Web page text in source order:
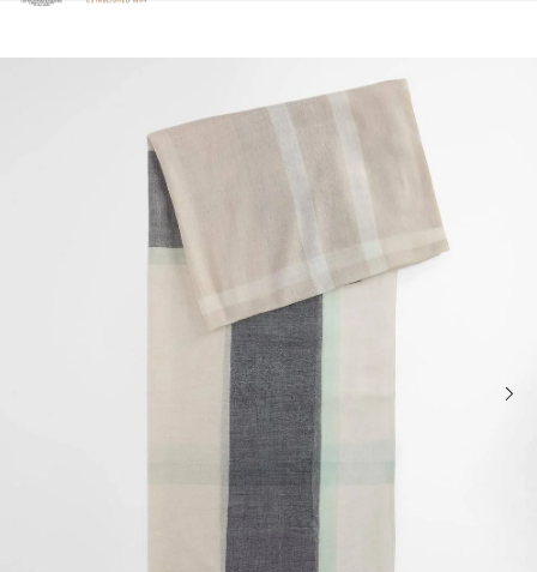
Clicca per visualizzare la nostra Dichiarazione di Accessibilità